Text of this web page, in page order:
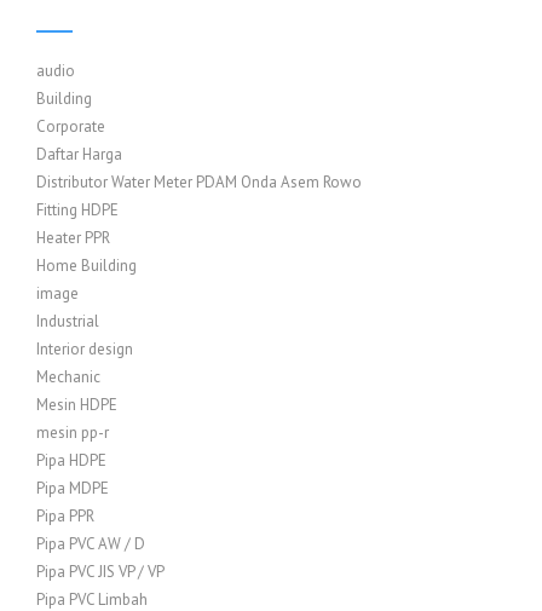
audio
Building
Corporate
Daftar Harga
Distributor Water Meter PDAM Onda Asem Rowo
Fitting HDPE
Heater PPR
Home Building
image
Industrial
Interior design
Mechanic
Mesin HDPE
mesin pp-r
Pipa HDPE
Pipa MDPE
Pipa PPR
Pipa PVC AW / D
Pipa PVC JIS VP / VP
Pipa PVC Limbah